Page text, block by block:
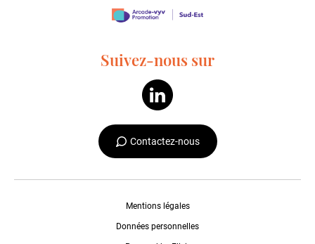
Suivez-nous sur
Contactez-nous
Mentions légales
Données personnelles